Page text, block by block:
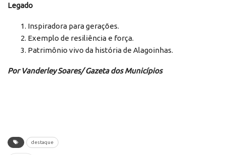
Legado
Inspiradora para gerações.
Exemplo de resiliência e força.
Patrimônio vivo da história de Alagoinhas.
Por Vanderley Soares/ Gazeta dos Municípios
destaque